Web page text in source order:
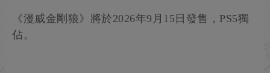
《漫威金剛狼》將於2026年9月15日發售，PS5獨
佔。